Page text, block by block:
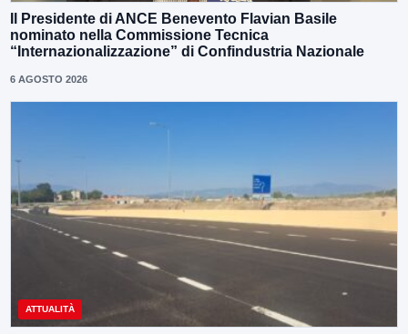
Il Presidente di ANCE Benevento Flavian Basile
nominato nella Commissione Tecnica
“Internazionalizzazione” di Confindustria Nazionale
6 AGOSTO 2026
ATTUALITÀ